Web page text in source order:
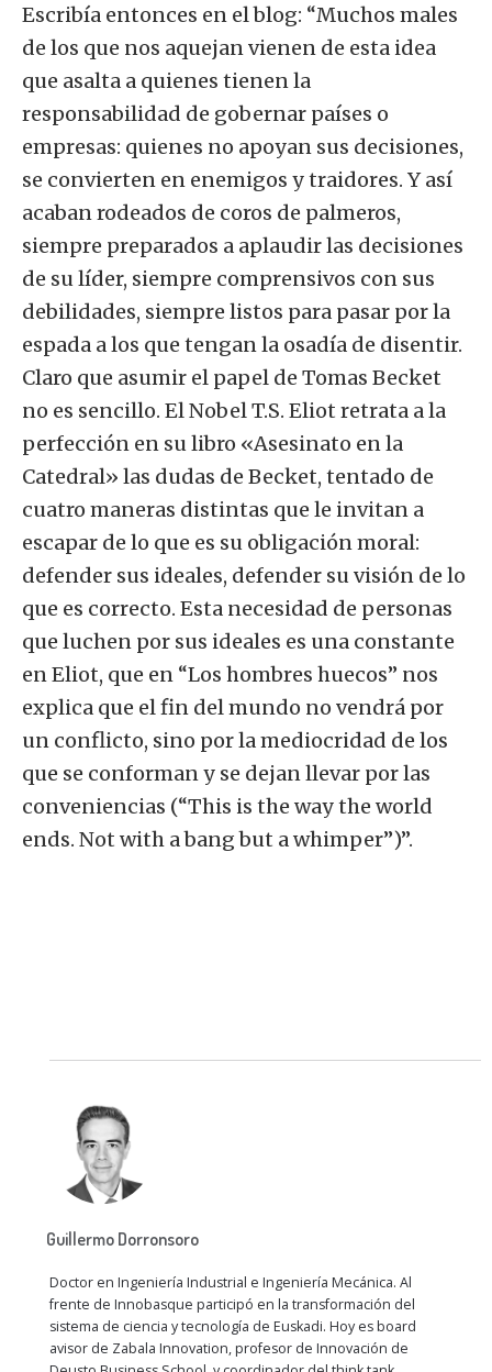
Escribía entonces en el blog: “Muchos males
de los que nos aquejan vienen de esta idea
que asalta a quienes tienen la
responsabilidad de gobernar países o
empresas: quienes no apoyan sus decisiones,
se convierten en enemigos y traidores. Y así
acaban rodeados de coros de palmeros,
siempre preparados a aplaudir las decisiones
de su líder, siempre comprensivos con sus
debilidades, siempre listos para pasar por la
espada a los que tengan la osadía de disentir.
Claro que asumir el papel de Tomas Becket
no es sencillo. El Nobel T.S. Eliot retrata a la
perfección en su libro «Asesinato en la
Catedral» las dudas de Becket, tentado de
cuatro maneras distintas que le invitan a
escapar de lo que es su obligación moral:
defender sus ideales, defender su visión de lo
que es correcto. Esta necesidad de personas
que luchen por sus ideales es una constante
en Eliot, que en “Los hombres huecos” nos
explica que el fin del mundo no vendrá por
un conflicto, sino por la mediocridad de los
que se conforman y se dejan llevar por las
conveniencias (“This is the way the world
ends. Not with a bang but a whimper”)”.
Guillermo Dorronsoro
Doctor en Ingeniería Industrial e Ingeniería Mecánica. Al
frente de Innobasque participó en la transformación del
sistema de ciencia y tecnología de Euskadi. Hoy es board
avisor de Zabala Innovation, profesor de Innovación de